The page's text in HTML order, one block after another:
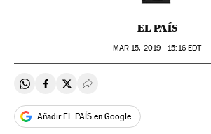
EL PAÍS
MAR 15, 2019 - 15:16EDT
Compartir en Whatsapp
Compartir en Facebook
Compartir en Twitter
Desplegar Redes Sociales
Añadir EL PAÍS en Google